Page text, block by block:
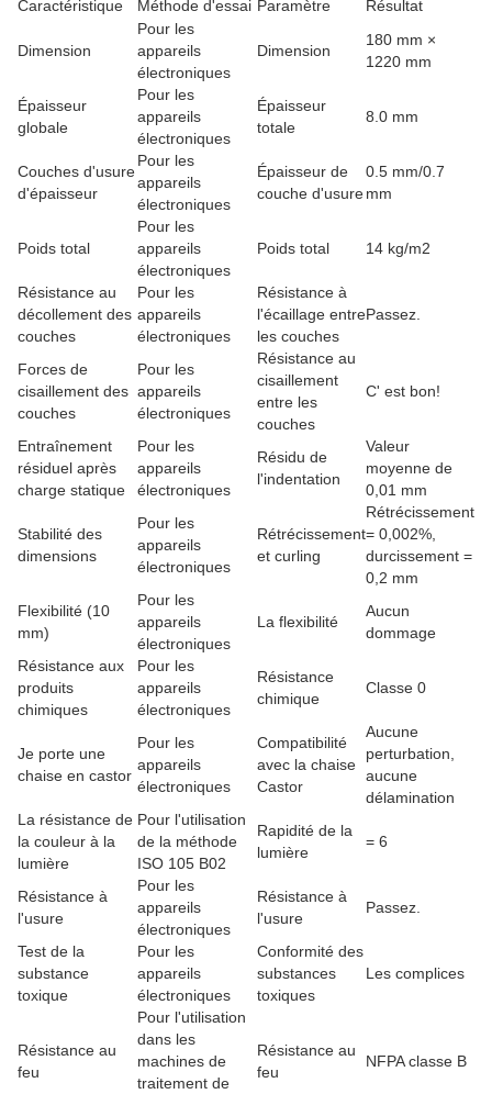
Caractéristique Méthode d'essai Paramètre Résultat
Dimension
Pour les
appareils
électroniques
Dimension
180 mm ×
1220 mm
Épaisseur
globale
Pour les
appareils
électroniques
Épaisseur
totale
8.0 mm
Couches d'usure
d'épaisseur
Pour les
appareils
électroniques
Épaisseur de
couche d'usure
0.5 mm/0.7
mm
Poids total
Pour les
appareils
électroniques
Poids total 14 kg/m2
Résistance au
décollement des
couches
Pour les
appareils
électroniques
Résistance à
l'écaillage entre
les couches
Passez.
Forces de
cisaillement des
couches
Pour les
appareils
électroniques
Résistance au
cisaillement
entre les
couches
C' est bon!
Entraînement
résiduel après
charge statique
Pour les
appareils
électroniques
Résidu de
l'indentation
Valeur
moyenne de
0,01 mm
Stabilité des
dimensions
Pour les
appareils
électroniques
Rétrécissement
et curling
Rétrécissement
= 0,002%,
durcissement =
0,2 mm
Flexibilité (10
mm)
Pour les
appareils
électroniques
La flexibilité
Aucun
dommage
Résistance aux
produits
chimiques
Pour les
appareils
électroniques
Résistance
chimique
Classe 0
Je porte une
chaise en castor
Pour les
appareils
électroniques
Compatibilité
avec la chaise
Castor
Aucune
perturbation,
aucune
délamination
La résistance de
la couleur à la
lumière
Pour l'utilisation
de la méthode
ISO 105 B02
Rapidité de la
lumière
= 6
Résistance à
l'usure
Pour les
appareils
électroniques
Résistance à
l'usure
Passez.
Test de la
substance
toxique
Pour les
appareils
électroniques
Conformité des
substances
toxiques
Les complices
Résistance au
feu
Pour l'utilisation
dans les
machines de
traitement de
Résistance au
feu
NFPA classe B